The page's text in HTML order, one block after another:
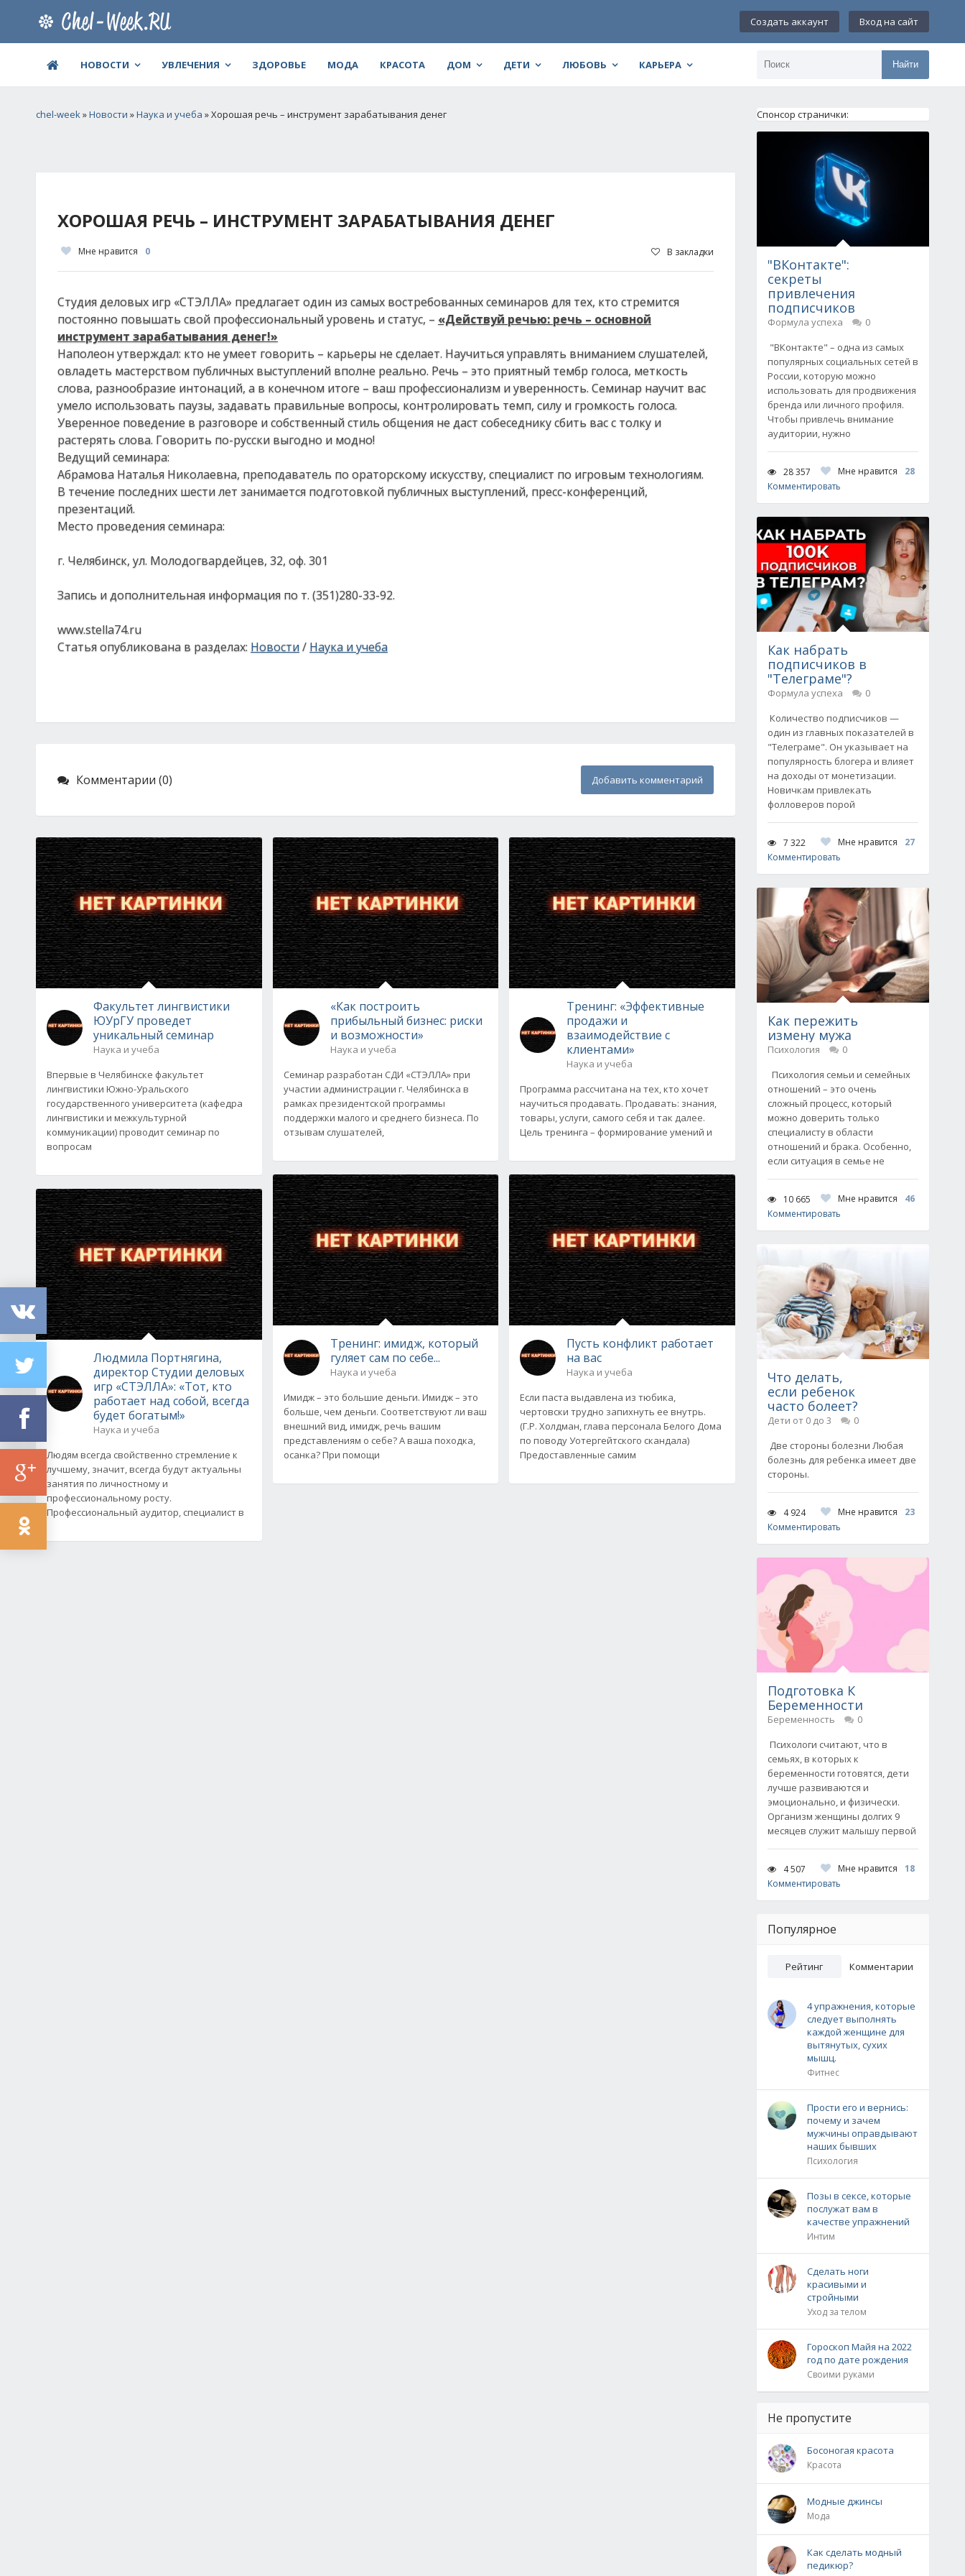
Создать аккаунт Вход на сайт
НОВОСТИ УВЛЕЧЕНИЯ ЗДОРОВЬЕ МОДА КРАСОТА ДОМ ДЕТИ ЛЮБОВЬ КАРЬЕРА Найти
chel-week»Новости »Наука и учеба » Хорошая речь – инструмент зарабатывания денег
ХОРОШАЯ РЕЧЬ – ИНСТРУМЕНТ ЗАРАБАТЫВАНИЯ ДЕНЕГ
Мне нравится 0 В закладки
Студия деловых игр «СТЭЛЛА» предлагает один из самых востребованных семинаров для тех, кто стремится
постоянно повышать свой профессиональный уровень и статус, – «Действуй речью: речь – основной
инструмент зарабатывания денег!»
Наполеон утверждал: кто не умеет говорить – карьеры не сделает. Научиться управлять вниманием слушателей,
овладеть мастерством публичных выступлений вполне реально. Речь – это приятный тембр голоса, меткость
слова, разнообразие интонаций, а в конечном итоге – ваш профессионализм и уверенность. Семинар научит вас
умело использовать паузы, задавать правильные вопросы, контролировать темп, силу и громкость голоса.
Уверенное поведение в разговоре и собственный стиль общения не даст собеседнику сбить вас с толку и
растерять слова. Говорить по-русски выгодно и модно!
Ведущий семинара:
Абрамова Наталья Николаевна, преподаватель по ораторскому искусству, специалист по игровым технологиям.
В течение последних шести лет занимается подготовкой публичных выступлений, пресс-конференций,
презентаций.
Место проведения семинара:
г. Челябинск, ул. Молодогвардейцев, 32, оф. 301
Запись и дополнительная информация по т. (351)280-33-92.
www.stella74.ru
Статья опубликована в разделах: Новости/ Наука и учеба
Комментарии (0) Добавить комментарий
Факультет лингвистики
ЮУрГУ проведет
уникальный семинар
Наука и учеба
Впервые в Челябинске факультет
лингвистики Южно-Уральского
государственного университета (кафедра
лингвистики и межкультурной
коммуникации) проводит семинар по
вопросам
Людмила Портнягина,
директор Студии деловых
игр «СТЭЛЛА»: «Тот, кто
работает над собой, всегда
будет богатым!»
Наука и учеба
Людям всегда свойственно стремление к
лучшему, значит, всегда будут актуальны
занятия по личностному и
профессиональному росту.
Профессиональный аудитор, специалист в
«Как построить
прибыльный бизнес: риски
и возможности»
Наука и учеба
Семинар разработан СДИ «СТЭЛЛА» при
участии администрации г. Челябинска в
рамках президентской программы
поддержки малого и среднего бизнеса. По
отзывам слушателей,
Тренинг: имидж, который
гуляет сам по себе...
Наука и учеба
Имидж – это большие деньги. Имидж – это
больше, чем деньги. Соответствуют ли ваш
внешний вид, имидж, речь вашим
представлениям о себе? А ваша походка,
осанка? При помощи
Тренинг: «Эффективные
продажи и
взаимодействие с
клиентами»
Наука и учеба
Программа рассчитана на тех, кто хочет
научиться продавать. Продавать: знания,
товары, услуги, самого себя и так далее.
Цель тренинга – формирование умений и
Пусть конфликт работает
на вас
Наука и учеба
Если паста выдавлена из тюбика,
чертовски трудно запихнуть ее внутрь.
(Г.Р. Холдман, глава персонала Белого Дома
по поводу Уотергейтского скандала)
Предоставленные самим
Спонсор странички:
"ВКонтакте":
секреты
привлечения
подписчиков
Формула успеха
0
"ВКонтакте" – одна из самых
популярных социальных сетей в
России, которую можно
использовать для продвижения
бренда или личного профиля.
Чтобы привлечь внимание
аудитории, нужно
28 357 Мне нравится
28
Комментировать
Как набрать
подписчиков в
"Телеграме"?
Формула успеха
0
Количество подписчиков —
один из главных показателей в
"Телеграме". Он указывает на
популярность блогера и влияет
на доходы от монетизации.
Новичкам привлекать
фолловеров порой
7 322 Мне нравится
27
Комментировать
Как пережить
измену мужа
Психология
0
Психология семьи и семейных
отношений – это очень
сложный процесс, который
можно доверить только
специалисту в области
отношений и брака. Особенно,
если ситуация в семье не
10 665 Мне нравится
46
Комментировать
Что делать,
если ребенок
часто болеет?
Дети от 0 до 3
0
Две стороны болезни Любая
болезнь для ребенка имеет две
стороны.
4 924 Мне нравится
23
Комментировать
Подготовка К
Беременности
Беременность
0
Психологи считают, что в
семьях, в которых к
беременности готовятся, дети
лучше развиваются и
эмоционально, и физически.
Организм женщины долгих 9
месяцев служит малышу первой
4 507 Мне нравится
18
Комментировать
Популярное
Рейтинг Комментарии
4 упражнения, которые
следует выполнять
каждой женщине для
вытянутых, сухих
мышц.
Фитнес
Прости его и вернись:
почему и зачем
мужчины оправдывают
наших бывших
Психология
Позы в сексе, которые
послужат вам в
качестве упражнений
Интим
Сделать ноги
красивыми и
стройными
Уход за телом
Гороскоп Майя на 2022
год по дате рождения
Своими руками
Не пропустите
Босоногая красота
Красота
Модные джинсы
Мода
Как сделать модный
педикюр?